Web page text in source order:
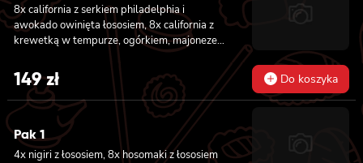
8x california z serkiem philadelphia i
awokado owinięta łososiem, 8x california z
krewetką w tempurze, ogórkiem, majonezem
lekko pikantnym, sezam i masago owinięta
łososiem, 8x california z łososiem, serkiem
philadelphia, ogórkiem, majonezem lekko
pikantnym i sezamem owinięta krewetką, 8x
california z krewetką w tempurze, ogórkiem,
majonezem lekko pikantnym, sosem teriyaki i
sezamem owinięta węgorzem i awokado
149zł Do koszyka
Pak 1
4x nigiri z łososiem, 8x hosomaki z łososiem